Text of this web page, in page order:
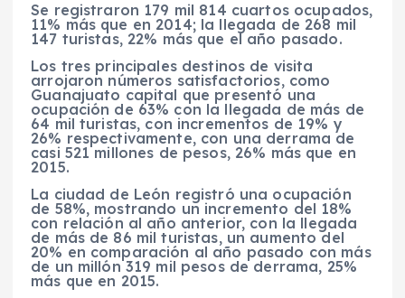
Se registraron 179 mil 814 cuartos ocupados,
11% más que en 2014; la llegada de 268 mil
147 turistas, 22% más que el año pasado.
Los tres principales destinos de visita
arrojaron números satisfactorios, como
Guanajuato capital que presentó una
ocupación de 63% con la llegada de más de
64 mil turistas, con incrementos de 19% y
26% respectivamente, con una derrama de
casi 521 millones de pesos, 26% más que en
2015.
La ciudad de León registró una ocupación
de 58%, mostrando un incremento del 18%
con relación al año anterior, con la llegada
de más de 86 mil turistas, un aumento del
20% en comparación al año pasado con más
de un millón 319 mil pesos de derrama, 25%
más que en 2015.